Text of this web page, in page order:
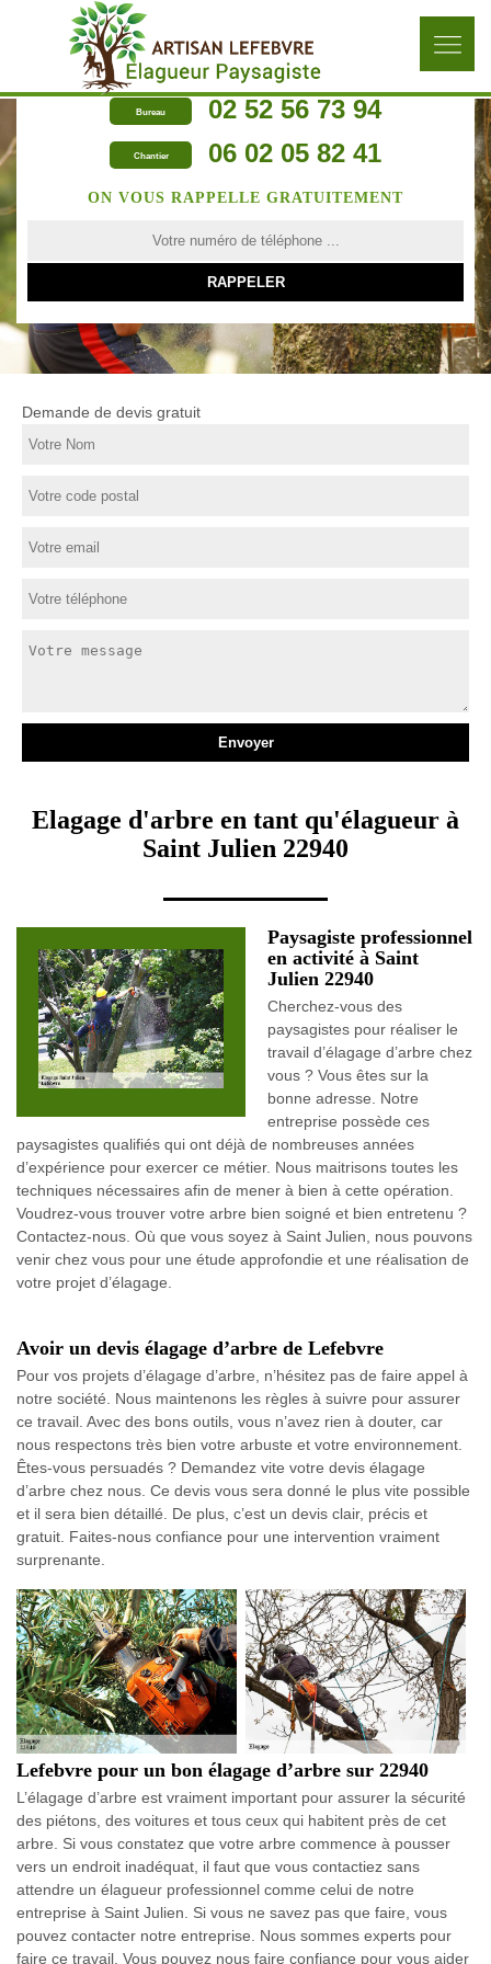
Bureau 02 52 56 73 94
Chantier 06 02 05 82 41
ON VOUS RAPPELLE GRATUITEMENT
Demande de devis gratuit
Elagage d'arbre en tant qu'élagueur à
Saint Julien 22940
Paysagiste professionnel
en activité à Saint
Julien 22940
Cherchez-vous des
paysagistes pour réaliser le
travail d’élagage d’arbre chez
vous ? Vous êtes sur la
bonne adresse. Notre
entreprise possède ces
paysagistes qualifiés qui ont déjà de nombreuses années
d’expérience pour exercer ce métier. Nous maitrisons toutes les
techniques nécessaires afin de mener à bien à cette opération.
Voudrez-vous trouver votre arbre bien soigné et bien entretenu ?
Contactez-nous. Où que vous soyez à Saint Julien, nous pouvons
venir chez vous pour une étude approfondie et une réalisation de
votre projet d’élagage.
Avoir un devis élagage d’arbre de Lefebvre
Pour vos projets d’élagage d’arbre, n’hésitez pas de faire appel à
notre société. Nous maintenons les règles à suivre pour assurer
ce travail. Avec des bons outils, vous n’avez rien à douter, car
nous respectons très bien votre arbuste et votre environnement.
Êtes-vous persuadés ? Demandez vite votre devis élagage
d’arbre chez nous. Ce devis vous sera donné le plus vite possible
et il sera bien détaillé. De plus, c’est un devis clair, précis et
gratuit. Faites-nous confiance pour une intervention vraiment
surprenante.
Lefebvre pour un bon élagage d’arbre sur 22940
L’élagage d’arbre est vraiment important pour assurer la sécurité
des piétons, des voitures et tous ceux qui habitent près de cet
arbre. Si vous constatez que votre arbre commence à pousser
vers un endroit inadéquat, il faut que vous contactiez sans
attendre un élagueur professionnel comme celui de notre
entreprise à Saint Julien. Si vous ne savez pas que faire, vous
pouvez contacter notre entreprise. Nous sommes experts pour
faire ce travail. Vous pouvez nous faire confiance pour vous aider